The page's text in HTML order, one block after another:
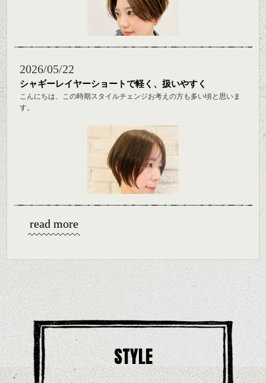
全体が軽い印象になるようカット、
スタイリングもしやすくなって良い感じです。
バックを短めにカットし、サイド～フロントのラインで動きを演出
ナチュラルなトーンのベージュやグロー系のカラーリングをシーク
レットハイライト、ウィービングでプラスし
自然な透明感やツヤをだしやすくすると質感を綺麗に見せる事がで
きます。
トハイライトの良いところです。
ドライした後ワックスやオイル、バーム等を全体になじませながら
質感を整えるだけの簡単スタイリングで良いので、いろんな方にお
2026/05/22
シャギーレイヤーショートで軽く、扱いやすく
こんにちは、この時期スタイルチェンジお考えの方も多い頃と思いま
す。
ショートカットにレイヤーを入れた柔らかくて軽い印象のシャギー
ショートカットもおすすめです。
顔周りと前髪の似合わせで小顔効果もあります。全体的にコンパク
トにおさめたい方には特におすすめですね。
スモーキーブラウンのカラーリングをプラスして透明感も演出する
と更に雰囲気が良くなります。
これからのスタイルチェンジのご相談等、是非お待ちしています。
柴田
read more
STYLE